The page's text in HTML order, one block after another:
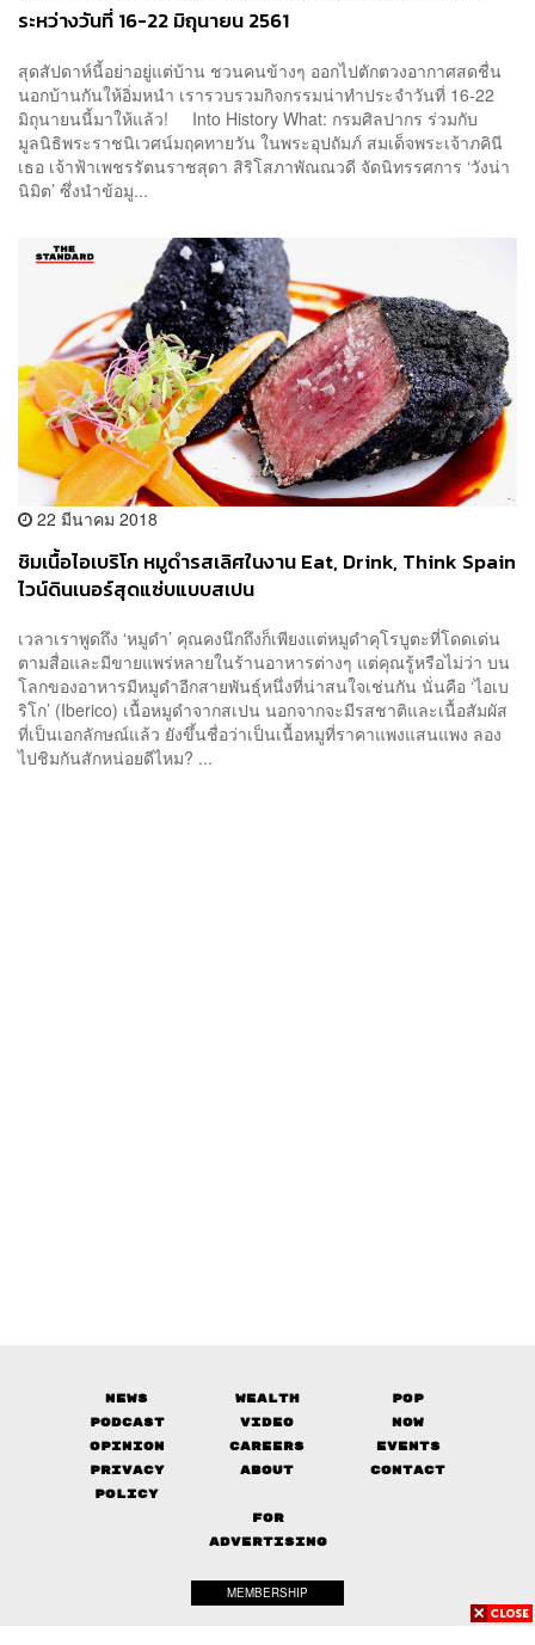
ระหว่างวันที่ 16-22 มิถุนายน 2561
สุดสัปดาห์นี้อย่าอยู่แต่บ้าน ชวนคนข้างๆ ออกไปตักตวงอากาศสดชื่น
นอกบ้านกันให้อิ่มหนำ เรารวบรวมกิจกรรมน่าทำประจำวันที่ 16-22
มิถุนายนนี้มาให้แล้ว! Into History What: กรมศิลปากร ร่วมกับ
มูลนิธิพระราชนิเวศน์มฤคทายวัน ในพระอุปถัมภ์ สมเด็จพระเจ้าภคินี
เธอ เจ้าฟ้าเพชรรัตนราชสุดา สิริโสภาพัณณวดี จัดนิทรรศการ ‘วังน่า
นิมิต’ ซึ่งนำข้อมู...
22 มีนาคม 2018
ชิมเนื้อไอเบริโก หมูดำรสเลิศในงาน Eat, Drink, Think Spain
ไวน์ดินเนอร์สุดแซ่บแบบสเปน
เวลาเราพูดถึง ‘หมูดำ’ คุณคงนึกถึงก็เพียงแต่หมูดำคุโรบูตะที่โดดเด่น
ตามสื่อและมีขายแพร่หลายในร้านอาหารต่างๆ แต่คุณรู้หรือไม่ว่า บน
โลกของอาหารมีหมูดำอีกสายพันธุ์หนึ่งที่น่าสนใจเช่นกัน นั่นคือ ‘ไอเบ
ริโก’ (Iberico) เนื้อหมูดำจากสเปน นอกจากจะมีรสชาติและเนื้อสัมผัส
ที่เป็นเอกลักษณ์แล้ว ยังขึ้นชื่อว่าเป็นเนื้อหมูที่ราคาแพงแสนแพง ลอง
ไปชิมกันสักหน่อยดีไหม? ...
News Wealth
Pop
Podcast
Video
Now
Opinion
Careers
Events
Privacy
Policy
About Contact
FOR
ADVERTISING
MEMBERSHIP